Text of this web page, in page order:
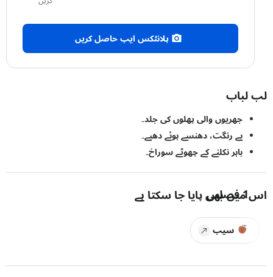
پلانٹکس ایپ حاصل کریں
جھریوں والی پھلوں کی جلد۔
بے رنگت، دھنسے ہوئے دھبے۔
باہر نکلنے کے چھوٹے سوراخ۔
بھی پایا جا سکتا ہے
فصلیں
سیب